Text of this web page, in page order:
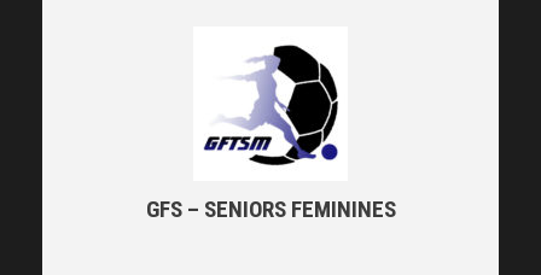
GFS – SENIORS FEMININES